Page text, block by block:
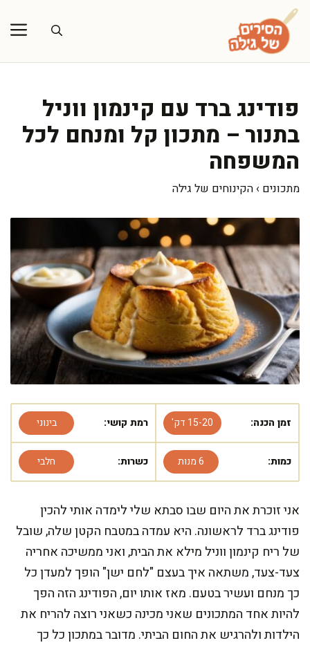
לדלג
לתוכן
פודינג ברד עם קינמון ווניל
בתנור – מתכון קל ומנחם לכל
המשפחה
מתכונים › הקינוחים של גילה
זמן הכנה: 15-20 דק' רמת קושי: בינוני
כמות: 6 מנות כשרות: חלבי
אני זוכרת את היום שבו סבתא שלי לימדה אותי להכין
פודינג ברד לראשונה. היא עמדה במטבח הקטן שלה, שובל
של ריח קינמון ווניל מילא את הבית, ואני ממשיכה אחריה
צעד-צעד, משתאה איך בעצם "לחם ישן" הופך למעדן כל
כך מנחם ועשיר בטעם. מאז אותו יום, הפודינג הזה הפך
להיות אחד המתכונים שאני מכינה כשאני רוצה להריח את
הילדות ולהרגיש את החום הביתי. מדובר במתכון כל כך